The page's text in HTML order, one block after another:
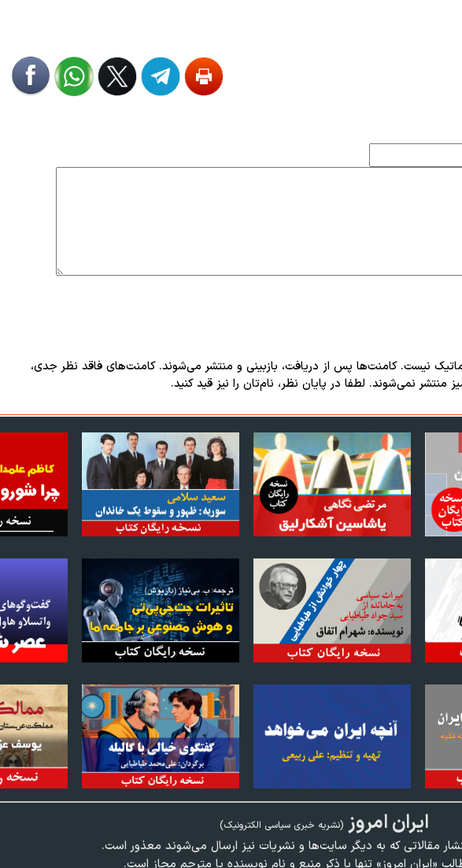
نیست. کامنت‌ها پس از دریافت، بازبینی و منتشر می‌شوند. کامنت‌های فاقد نظر جدی،
منتشر نمی‌شوند. لطفا در پایان نظر، نام‌تان را نیز قید کنید.
ايران امروز (نشريه خبری سياسی الکترونیک)
مقالاتی كه به ديگر سايت‌ها و نشريات نيز ارسال می‌شوند معذور است.
«ايران امروز» تنها با ذكر منبع و نام نويسنده يا مترجم مجاز است.